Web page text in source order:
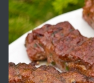
ПРЕДЛАГА